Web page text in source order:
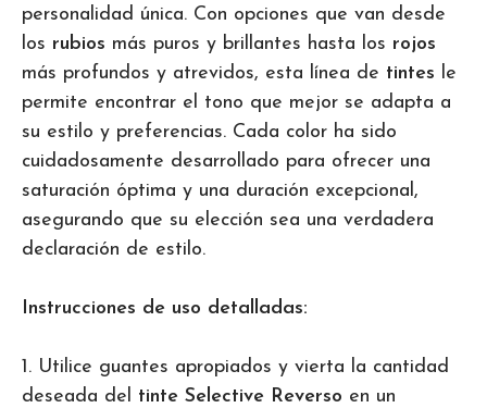
personalidad única. Con opciones que van desde
los rubios más puros y brillantes hasta los rojos
más profundos y atrevidos, esta línea de tintes le
permite encontrar el tono que mejor se adapta a
su estilo y preferencias. Cada color ha sido
cuidadosamente desarrollado para ofrecer una
saturación óptima y una duración excepcional,
asegurando que su elección sea una verdadera
declaración de estilo.
Instrucciones de uso detalladas:
1. Utilice guantes apropiados y vierta la cantidad
deseada del tinte Selective Reverso en un